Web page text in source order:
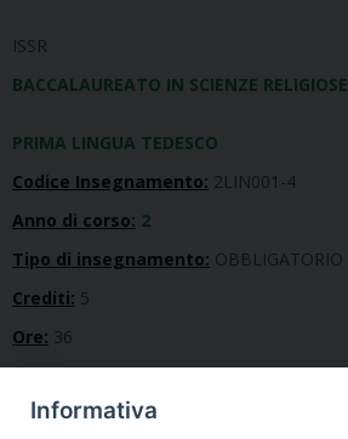
ISSR
BACCALAUREATO IN SCIENZE RELIGIOSE
PRIMA LINGUA TEDESCO
Codice Insegnamento: 2LIN001-4
Anno di corso: 2
Tipo di insegnamento: OBBLIGATORIO
Crediti: 5
Ore: 36
Lingua in cui viene erogato il corso:
Metodo di insegnamento:
Informativa